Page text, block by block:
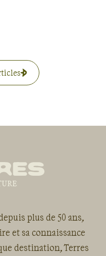
plus de 50 ans,
et sa connaissance
destination, Terres